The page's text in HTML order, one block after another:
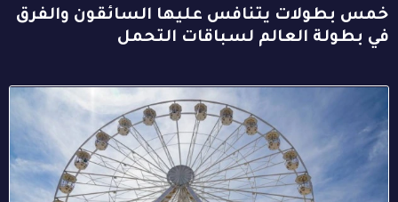
خمس بطولات يتنافس عليها السائقون والفرق
في بطولة العالم لسباقات التحمل